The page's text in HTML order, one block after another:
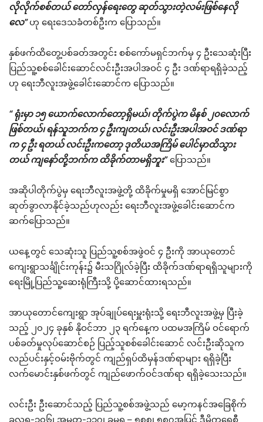
လိုလိုက်စစ်တယ် တော်လှန်ရေးတွေ ဆုတ်သွားတဲ့လမ်းဖြစ်နေလို
လေ”ဟု ရေးဒေသခံတစ်ဦးက ပြောသည်။
နှစ်ဖက်ထိတွေ့ပစ်ခတ်အတွင်း စစ်ကော်မရှင်ဘက်မှ ၄ ဦးသေဆုံးပြီး
ပြည်သူ့စစ်ခေါင်းဆောင်လင်းဦးအပါအဝင် ၄ ဦး ဒဏ်ရာရရှိခဲ့သည့်
ဟု ရေးဘီလူးအဖွဲ့ခေါင်းဆောင်က ပြောသည်။
“ ရုံးမှာ ၁၅ ယောက်လောက်တော့ရှိမယ်၊ တိုက်ပွဲက မိနစ် ၂၀လောက်
ဖြစ်တယ်၊ ရန်သူဘက်က ၄ ဦးကျတယ်၊ လင်းဦးအပါအဝင် ဒဏ်ရာ
က ၄ ဦး ရတယ် လင်းဦးကတော့ ဒုတိယအကြိမ် ပေါင်မှာထိသွား
တယ် ကျနော်တို့ဘက်က ထိခိုက်တာမရှိဘူး”ပြောသည်။
အဆိုပါတိုက်ပွဲမှ ရေးဘီလူးအဖွဲ့တို့ ထိခိုက်မှုမရှိ အောင်မြင်စွာ
ဆုတ်ခွာလာနိုင်ခဲ့သည်ဟုလည်း ‌ရေးဘီလူးအဖွဲ့ခေါင်းဆောင်က
ဆက်ပြောသည်။
ယနေ့တွင် သေဆုံးသူ ပြည်သူ့စစ်အဖွဲဝင် ၄ ဦးကို အာယုတောင်
ကျေးရွာသင်္ချိုင်းကုန်း၌ မီးသဂြိုလ်ခဲ့ပြီး ထိခိုက်ဒဏ်ရာရရှိသူများကို
ရေးမြို့ပြည်သူ့ဆေးရုံကြီးသို့ ပို့ဆောင်ထားရသည်။
အာယုတောင်ကျေးရွာ အုပ်ချုပ်ရေးမှူးရုံးသို့ ရေးဘီလူးအဖွဲ့မှ ပြီးခဲ့
သည့် ၂၀၂၄ ခုနှစ် နိုဝင်ဘာ ၂၃ ရက်နေ့က ပထမအကြိမ် ဝင်ရောက်
ပစ်ခတ်မှုလုပ်ဆောင်စဉ် ပြည့်သူစစ်ခေါင်းဆောင် လင်းဦးဆိုသူက
လည်ပင်းနှင့်ဝမ်းဗိုက်တွင် ကျည်ရှပ်ထိမှန်ဒဏ်ရာများ ရရှိခဲ့ပြီး
လက်မောင်းနှစ်ဖက်တွင် ကျည်ဖောက်ဝင်ဒဏ်ရာ ရရှိခဲ့သေးသည်။
လင်းဦး ဦးဆောင်သည့် ပြည်သူ့စစ်အဖွဲ့သည် မော့ကနင်အခြေစိုက်
ခလရ-၁၀၆၊ အမတ-၃၁၇၊ ခမရ – ၅၈၈၊ ၅၈၇အပြင် ဒီမိုကရေစီ